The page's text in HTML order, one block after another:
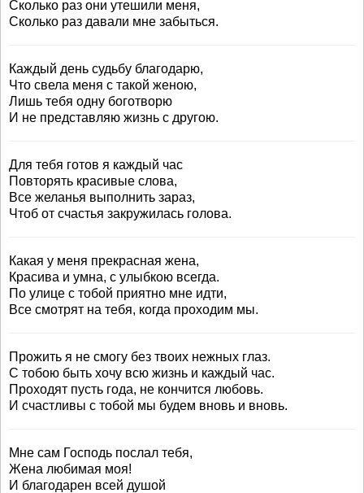
Сколько раз они утешили меня,
Сколько раз давали мне забыться.
Каждый день судьбу благодарю,
Что свела меня с такой женою,
Лишь тебя одну боготворю
И не представляю жизнь с другою.
Для тебя готов я каждый час
Повторять красивые слова,
Все желанья выполнить зараз,
Чтоб от счастья закружилась голова.
Какая у меня прекрасная жена,
Красива и умна, с улыбкою всегда.
По улице с тобой приятно мне идти,
Все смотрят на тебя, когда проходим мы.
Прожить я не смогу без твоих нежных глаз.
С тобою быть хочу всю жизнь и каждый час.
Проходят пусть года, не кончится любовь.
И счастливы с тобой мы будем вновь и вновь.
Мне сам Господь послал тебя,
Жена любимая моя!
И благодарен всей душой